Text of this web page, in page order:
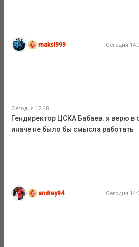
maksi999 Сегодня
Сегодня 12:48
Гендиректор ЦСКА Бабаев: я верю в
иначе не было бы смысла работать
andrey94 Сегодня